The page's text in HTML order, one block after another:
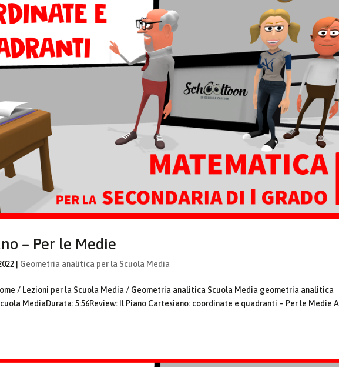
– Per le Medie
Geometria analitica per la Scuola Media
/ Lezioni per la Scuola Media / Geometria analitica Scuola Media geometria analitica
MediaDurata: 5:56Review: Il Piano Cartesiano: coordinate e quadranti – Per le Medie A